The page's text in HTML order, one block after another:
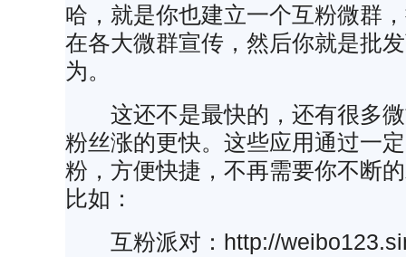
哈，就是你也建立一个互粉微群
在各大微群宣传，然后你就是批
为。
这还不是最快的，还有很多微
粉丝涨的更快。这些应用通过一
粉，方便快捷，不再需要你不断
比如：
互粉派对：http://